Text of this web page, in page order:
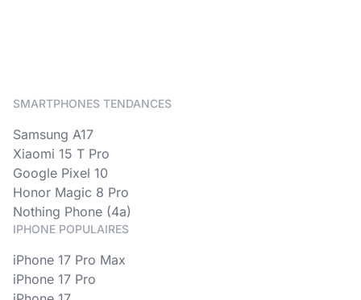
SMARTPHONES TENDANCES
Samsung A17
Xiaomi 15 T Pro
Google Pixel 10
Honor Magic 8 Pro
Nothing Phone (4a)
IPHONE POPULAIRES
iPhone 17 Pro Max
iPhone 17 Pro